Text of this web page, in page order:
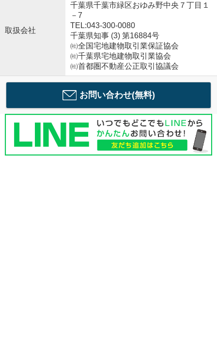
取扱会社
千葉県千葉市緑区おゆみ野中央７丁目１
－7
TEL:043-300-0080
千葉県知事 (3) 第16884号
㈳全国宅地建物取引業保証協会
㈳千葉県宅地建物取引業協会
㈳首都圏不動産公正取引協議会
お問い合わせ(無料)